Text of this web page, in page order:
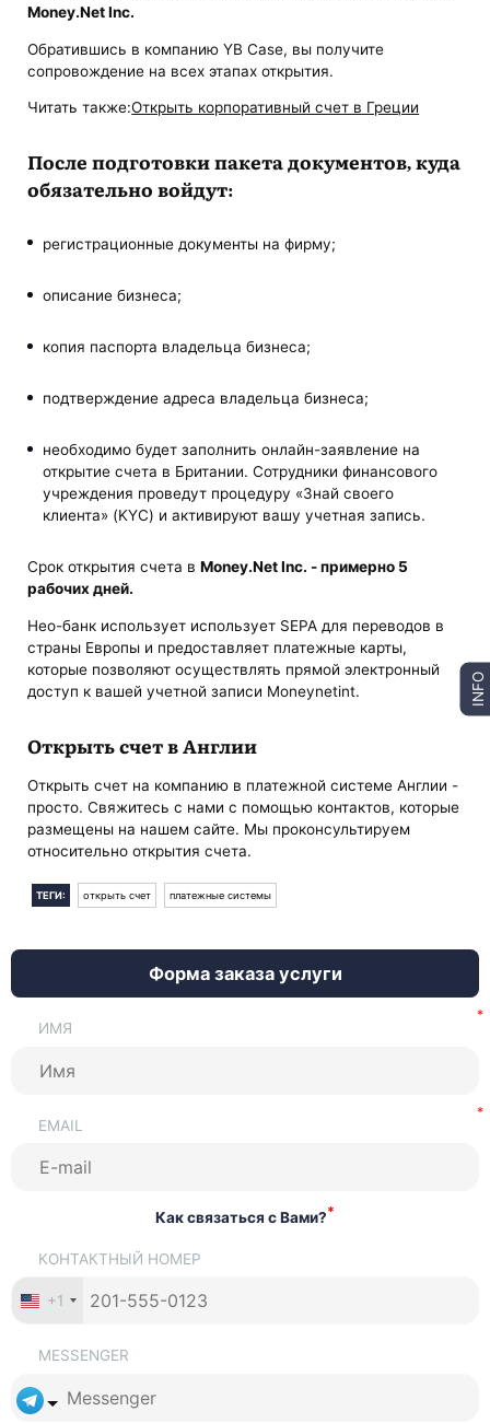
Money.Net Inc.
Обратившись в компанию YB Case, вы получите
сопровождение на всех этапах открытия.
Читать также:Открыть корпоративный счет в Греции
После подготовки пакета документов, куда
обязательно войдут:
регистрационные документы на фирму;
описание бизнеса;
копия паспорта владельца бизнеса;
подтверждение адреса владельца бизнеса;
необходимо будет заполнить онлайн-заявление на
открытие счета в Британии. Сотрудники финансового
учреждения проведут процедуру «Знай своего
клиента» (KYC) и активируют вашу учетная запись.
Срок открытия счета вMoney.Net Inc. - примерно 5
рабочих дней.
Нео-банк использует использует SEPA для переводов в
страны Европы и предоставляет платежные карты,
которые позволяют осуществлять прямой электронный
доступ к вашей учетной записи Moneynetint.
Открыть счет в Англии
Открыть счет на компанию в платежной системе Англии -
просто. Свяжитесь с нами с помощью контактов, которые
размещены на нашем сайте. Мы проконсультируем
относительно открытия счета.
ТЕГИ: открыть счет платежные системы
Форма заказа услуги
ИМЯ
EMAIL
Как связаться с Вами?*
КОНТАКТНЫЙ НОМЕР
+1
MESSENGER
INFO